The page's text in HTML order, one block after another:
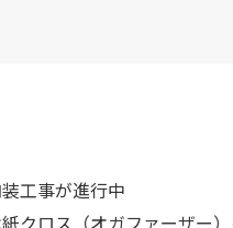
工事が進行中
クロス（オガファーザー